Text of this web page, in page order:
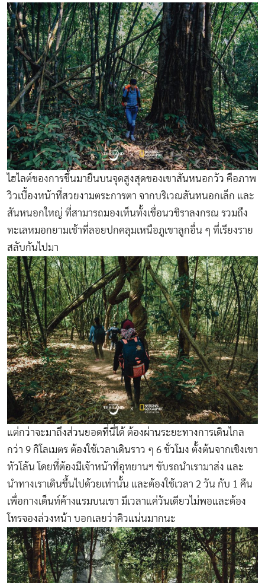
ไฮไลต์ของการขึ้นมายืนบนจุดสูงสุดของเขาสันหนอกวัว คือภาพ
วิวเบื้องหน้าที่สวยงามตระการตา จากบริเวณสันหนอกเล็ก และ
สันหนอกใหญ่ ที่สามารถมองเห็นทั้งเขื่อนวชิราลงกรณ รวมถึง
ทะเลหมอกยามเช้าที่ลอยปกคลุมเหนือภูเขาลูกอื่น ๆ ที่เรียงราย
สลับกันไปมา
แต่กว่าจะมาถึงส่วนยอดที่นี่ได้ ต้องผ่านระยะทางการเดินไกล
กว่า 9 กิโลเมตร ต้องใช้เวลาเดินราว ๆ 6 ชั่วโมง ตั้งต้นจากเชิงเขา
หัวโล้น โดยที่ต้องมีเจ้าหน้าที่อุทยานฯ ขับรถนำเรามาส่ง และ
นำทางเราเดินขึ้นไปด้วยเท่านั้น และต้องใช้เวลา 2 วัน กับ 1 คืน
เพื่อกางเต็นท์ค้างแรมบนเขา มีเวลาแค่วันเดียวไม่พอและต้อง
โทรจองล่วงหน้า บอกเลยว่าคิวแน่นมากนะ